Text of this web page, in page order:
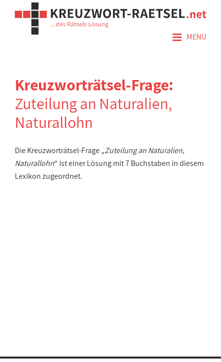
≡ MENÜ
Kreuzworträtsel-Frage:
Zuteilung an Naturalien,
Naturallohn
Die Kreuzworträtsel-Frage „Zuteilung an Naturalien,
Naturallohn“ ist einer Lösung mit 7 Buchstaben in diesem
Lexikon zugeordnet.